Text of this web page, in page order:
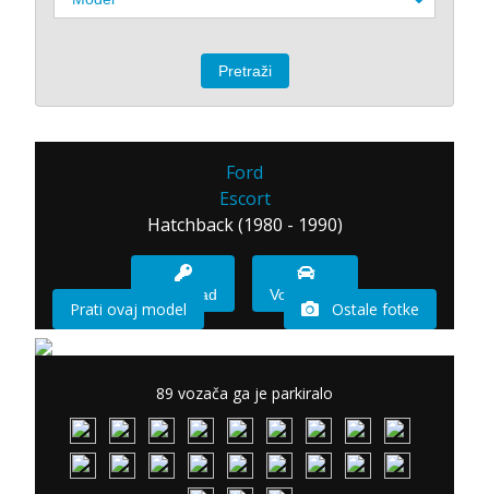
Ford
Escort
Hatchback (1980 - 1990)
Imam sad Vozio sam
Prati ovaj model Ostale fotke
89 vozača ga je parkiralo